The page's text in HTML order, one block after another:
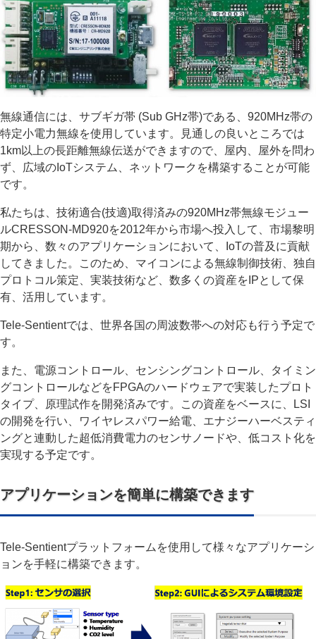
無線通信には、サブギガ帯 (Sub GHz帯)である、920MHz帯の
特定小電力無線を使用しています。見通しの良いところでは
1km以上の長距離無線伝送ができますので、屋内、屋外を問わ
ず、広域のIoTシステム、ネットワークを構築することが可能
です。
私たちは、技術適合(技適)取得済みの920MHz帯無線モジュー
ルCRESSON-MD920を2012年から市場へ投入して、市場黎明
期から、数々のアプリケーションにおいて、IoTの普及に貢献
してきました。このため、マイコンによる無線制御技術、独自
プロトコル策定、実装技術など、数多くの資産をIPとして保
有、活用しています。
Tele-Sentientでは、世界各国の周波数帯への対応も行う予定で
す。
また、電源コントロール、センシングコントロール、タイミン
グコントロールなどをFPGAのハードウェアで実装したプロト
タイプ、原理試作を開発済みです。この資産をベースに、LSI
の開発を行い、ワイヤレスパワー給電、エナジーハーベスティ
ングと連動した超低消費電力のセンサノードや、低コスト化を
実現する予定です。
アプリケーションを簡単に構築できます
Tele-Sentientプラットフォームを使用して様々なアプリケーシ
ョンを手軽に構築できます。